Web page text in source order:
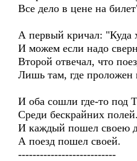
Все дело в цене на
А первый кричал: "Куда
И можем если надо
Второй отвечал, что
Лишь там, где проложен
И оба сошли где-то под
Среди бескрайних полей.
И каждый пошел своею
А поезд пошел своей.
---------------------------